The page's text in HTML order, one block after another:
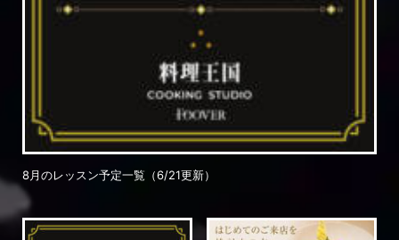
8月のレッスン予定一覧（6/21更新）